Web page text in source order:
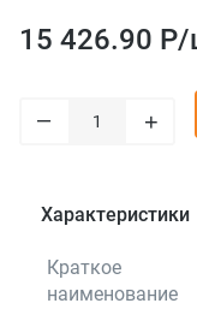
15 426.90 Р/
– +
Характеристики
Краткое
наименование